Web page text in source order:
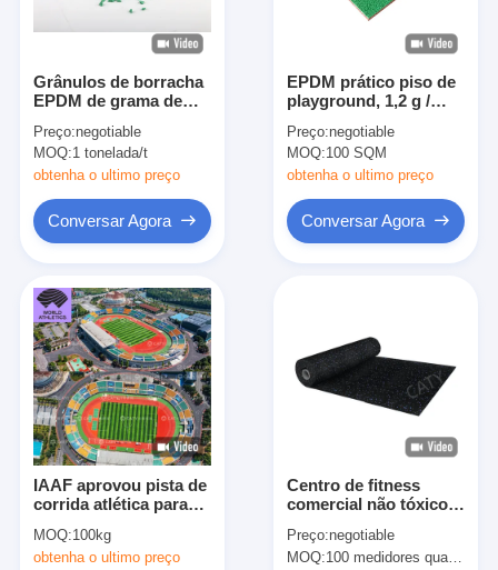
Casa
Produtos
Vídeos
Grânulos de borracha
EPDM de grama de
grama de grama de
grama de grama de
grama
Preço:negotiable
MOQ:1 tonelada/t
obtenha o ultimo preço
Conversar Agora
EPDM prático piso de
playground, 1,2 g /
borracha exterior para
área de jogo
Preço:negotiable
MOQ:100 SQM
obtenha o ultimo preço
Conversar Agora
IAAF aprovou pista de
corrida atlética para
EPDM com superfície
de corrida lisa de
MOQ:100kg
obtenha o ultimo preço
Centro de fitness
comercial não tóxico
antiderrapante para
sala de pesos
Preço:negotiable
MOQ:100 medidores quadrados